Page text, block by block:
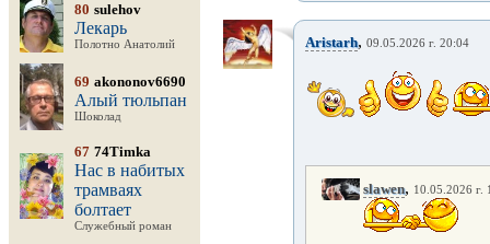
80 sulehov
Лекарь
Полотно Анатолий
69 akononov6690
Алый тюльпан
Шоколад
67 74Timka
Нас в набитых
трамваях
болтает
Служебный роман
Aristarh, 09.05.2026 г. 20:04
slawen, 10.05.2026 г.